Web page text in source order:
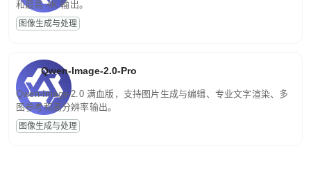
和最高 4K 输出。
图像生成与处理
Qwen-Image-2.0-Pro
Qwen-Image-2.0 满血版，支持图片生成与编辑、专业文字渲染、多
图参考和高分辨率输出。
图像生成与处理